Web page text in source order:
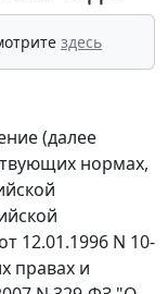
здесь
(далее
нормах,
12.01.1996 N 10-
правах и